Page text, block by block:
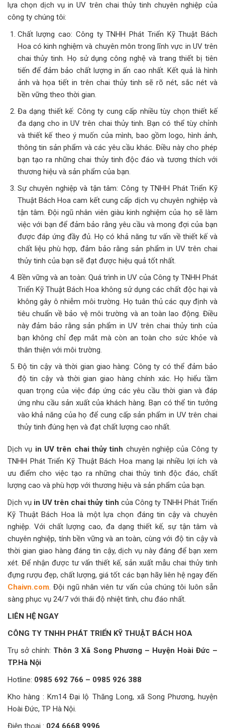
lựa chọn dịch vụ in UV trên chai thủy tinh chuyên nghiệp của
công ty chúng tôi:
Chất lượng cao: Công ty TNHH Phát Triển Kỹ Thuật Bách
Hoa có kinh nghiệm và chuyên môn trong lĩnh vực in UV trên
chai thủy tinh. Họ sử dụng công nghệ và trang thiết bị tiên
tiến để đảm bảo chất lượng in ấn cao nhất. Kết quả là hình
ảnh và họa tiết in trên chai thủy tinh sẽ rõ nét, sắc nét và
bền vững theo thời gian.
Đa dạng thiết kế: Công ty cung cấp nhiều tùy chọn thiết kế
đa dạng cho in UV trên chai thủy tinh. Bạn có thể tùy chỉnh
và thiết kế theo ý muốn của mình, bao gồm logo, hình ảnh,
thông tin sản phẩm và các yêu cầu khác. Điều này cho phép
bạn tạo ra những chai thủy tinh độc đáo và tương thích với
thương hiệu và sản phẩm của bạn.
Sự chuyên nghiệp và tận tâm: Công ty TNHH Phát Triển Kỹ
Thuật Bách Hoa cam kết cung cấp dịch vụ chuyên nghiệp và
tận tâm. Đội ngũ nhân viên giàu kinh nghiệm của họ sẽ làm
việc với bạn để đảm bảo rằng yêu cầu và mong đợi của bạn
được đáp ứng đầy đủ. Họ có khả năng tư vấn về thiết kế và
chất liệu phù hợp, đảm bảo rằng sản phẩm in UV trên chai
thủy tinh của bạn sẽ đạt được hiệu quả tốt nhất.
Bền vững và an toàn: Quá trình in UV của Công ty TNHH Phát
Triển Kỹ Thuật Bách Hoa không sử dụng các chất độc hại và
không gây ô nhiễm môi trường. Họ tuân thủ các quy định và
tiêu chuẩn về bảo vệ môi trường và an toàn lao động. Điều
này đảm bảo rằng sản phẩm in UV trên chai thủy tinh của
bạn không chỉ đẹp mắt mà còn an toàn cho sức khỏe và
thân thiện với môi trường.
Độ tin cậy và thời gian giao hàng: Công ty có thể đảm bảo
độ tin cậy và thời gian giao hàng chính xác. Họ hiểu tầm
quan trọng của việc đáp ứng các yêu cầu thời gian và đáp
ứng nhu cầu sản xuất của khách hàng. Bạn có thể tin tưởng
vào khả năng của họ để cung cấp sản phẩm in UV trên chai
thủy tinh đúng hẹn và đạt chất lượng cao nhất.
Dịch vụ in UV trên chai thủy tinh chuyên nghiệp của Công ty
TNHH Phát Triển Kỹ Thuật Bách Hoa mang lại nhiều lợi ích và
ưu điểm cho việc tạo ra những chai thủy tinh độc đáo, chất
lượng cao và phù hợp với thương hiệu và sản phẩm của bạn.
Dịch vụ in UV trên chai thủy tinh của Công ty TNHH Phát Triển
Kỹ Thuật Bách Hoa là một lựa chọn đáng tin cậy và chuyên
nghiệp. Với chất lượng cao, đa dạng thiết kế, sự tận tâm và
chuyên nghiệp, tính bền vững và an toàn, cùng với độ tin cậy và
thời gian giao hàng đáng tin cậy, dịch vụ này đáng để bạn xem
xét.Để nhận được tư vấn thiết kế, sản xuất mẫu chai thủy tinh
đựng rượu đẹp, chất lượng, giá tốt các bạn hãy liên hệ ngay đến
Chaivn.com . Đội ngũ nhân viên tư vấn của chúng tôi luôn sẵn
sàng phục vụ 24/7 với thái độ nhiệt tình, chu đáo nhất.
LIÊN HỆ NGAY
CÔNG TY TNHH PHÁT TRIỂN KỸ THUẬT BÁCH HOA
Trụ sở chính: Thôn 3 Xã Song Phương – Huyện Hoài Đức –
TP.Hà Nội
Hotline: 0985 692 766 – 0985 926 388
Kho hàng : Km14 Đại lộ Thăng Long, xã Song Phương, huyện
Hoài Đức, TP Hà Nội.
Điện thoại : 024 6668 9996